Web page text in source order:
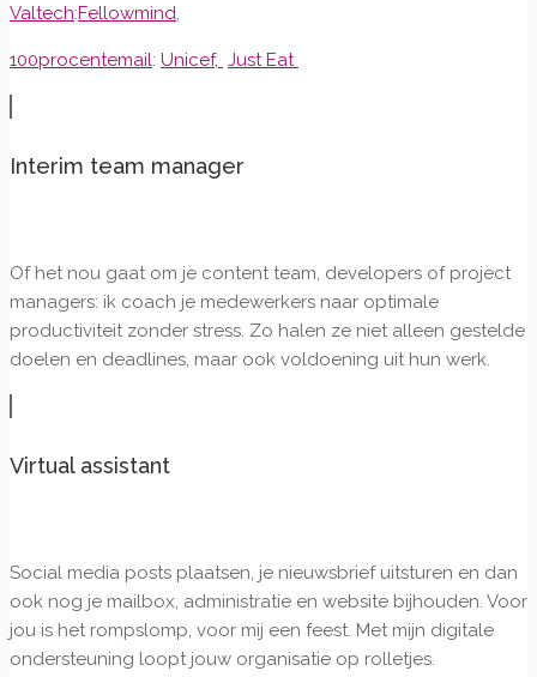
Valtech:Fellowmind,
100procentemail: Unicef, Just Eat
Interim team manager
Of het nou gaat om je content team, developers of project
managers: ik coach je medewerkers naar optimale
productiviteit zonder stress. Zo halen ze niet alleen gestelde
doelen en deadlines, maar ook voldoening uit hun werk.
Virtual assistant
Social media posts plaatsen, je nieuwsbrief uitsturen en dan
ook nog je mailbox, administratie en website bijhouden. Voor
jou is het rompslomp, voor mij een feest. Met mijn digitale
ondersteuning loopt jouw organisatie op rolletjes.